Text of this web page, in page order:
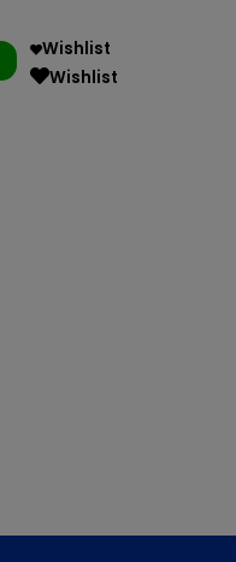
Wishlist
Wishlist